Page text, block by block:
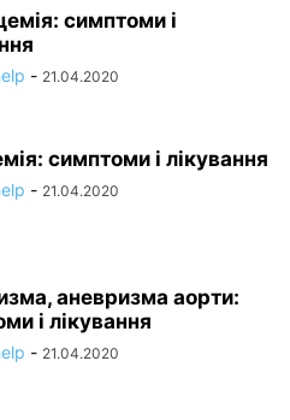
симптоми і
- 21.04.2020
симптоми і лікування
- 21.04.2020
аневризма аорти:
і лікування
- 21.04.2020